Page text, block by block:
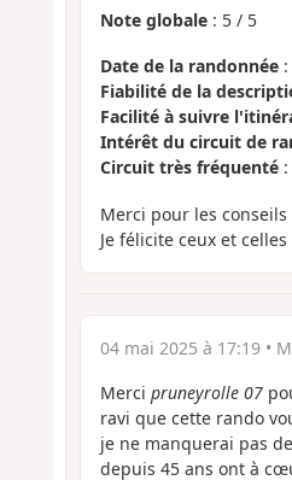
Note globale: 5/ 5
Date de la randonnée:
Fiabilité de la
Facilité à suivre
Intérêt du circuit de
Circuit très fréquenté:
Merci pour les
Je félicite ceux et
04 mai 2025 à 17:19•
Merci pruneyrolle 07
ravi que cette rando
je ne manquerai pas
depuis 45 ans ont à